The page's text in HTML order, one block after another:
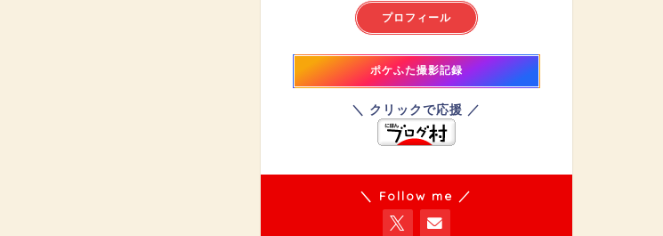
プロフィール
ポケふた撮影記録
＼ クリックで応援 ／
＼ Follow me ／